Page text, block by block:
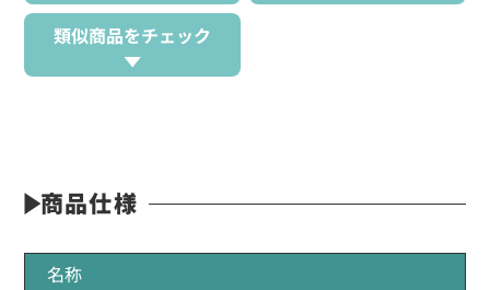
類似商品をチェック
商品仕様
名称